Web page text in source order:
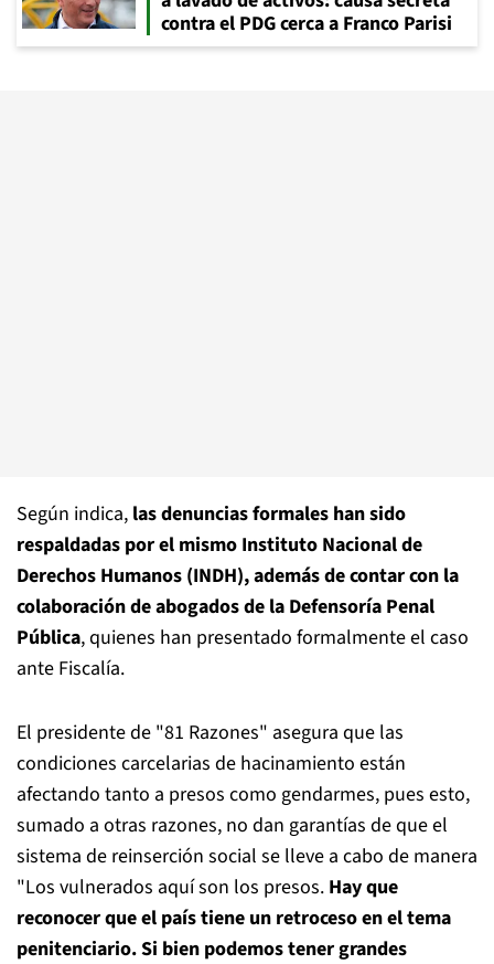
contra el PDG cerca a Franco Parisi
Según indica, las denuncias formales han sido
respaldadas por el mismo Instituto Nacional de
Derechos Humanos (INDH), además de contar con la
colaboración de abogados de la Defensoría Penal
Pública, quienes han presentado formalmente el caso
ante Fiscalía.
El presidente de "81 Razones" asegura que las
condiciones carcelarias de hacinamiento están
afectando tanto a presos como gendarmes, pues esto,
sumado a otras razones, no dan garantías de que el
sistema de reinserción social se lleve a cabo de manera
"Los vulnerados aquí son los presos. Hay que
reconocer que el país tiene un retroceso en el tema
penitenciario. Si bien podemos tener grandes